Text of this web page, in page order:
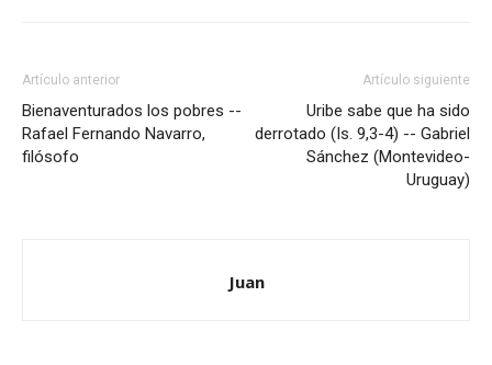
Artículo anterior
Bienaventurados los pobres --
Rafael Fernando Navarro,
filósofo
Artículo siguiente
Uribe sabe que ha sido
derrotado (Is. 9,3-4) -- Gabriel
Sánchez (Montevideo-
Uruguay)
Juan